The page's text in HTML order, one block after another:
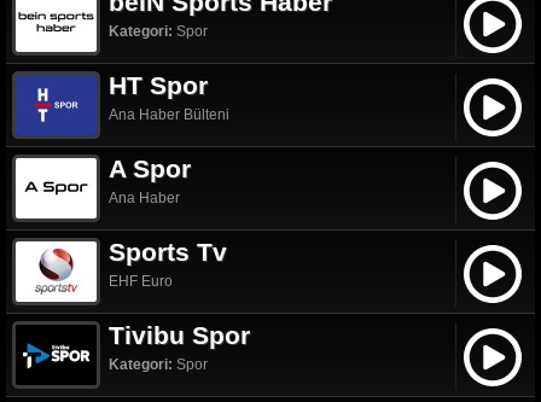
Kategori: Spor
HT Spor
Ana Haber Bülteni
A Spor
Ana Haber
Sports Tv
EHF Euro
Tivibu Spor
Kategori: Spor